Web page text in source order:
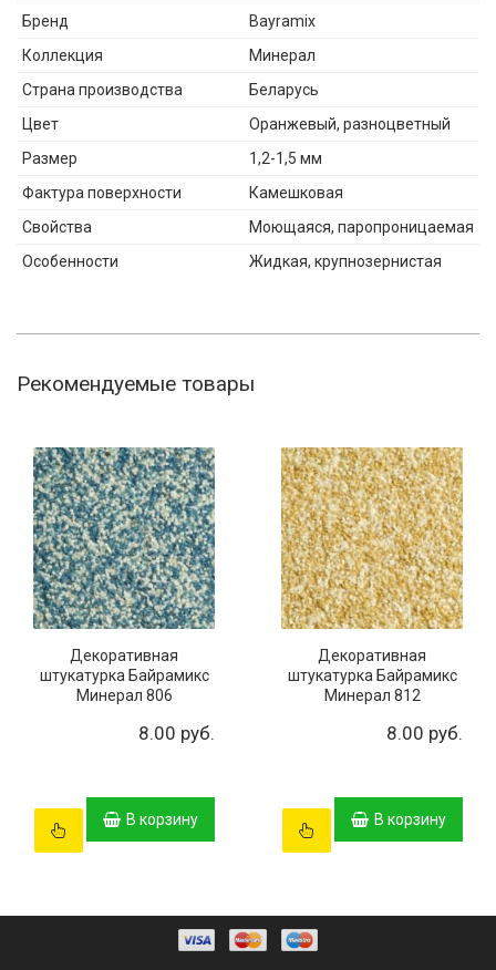
Бренд
Bayramix
Коллекция
Минерал
Страна производства
Беларусь
Цвет
Оранжевый, разноцветный
Размер
1,2-1,5 мм
Фактура поверхности
Камешковая
Свойства
Моющаяся, паропроницаемая
Особенности
Жидкая, крупнозернистая
Рекомендуемые товары
Декоративная
штукатурка Байрамикс
Минерал 806
8.00 руб.
В корзину
Декоративная
штукатурка Байрамикс
Минерал 812
8.00 руб.
В корзину